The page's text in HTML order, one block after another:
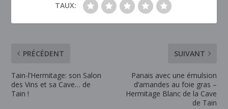
TAUX:
PRÉCÉDENT
Tain-l’Hermitage: son Salon
des Vins et sa Cave… de
Tain !
SUIVANT
Panais avec une émulsion
d’amandes au foie gras –
Hermitage Blanc de la Cave
de Tain